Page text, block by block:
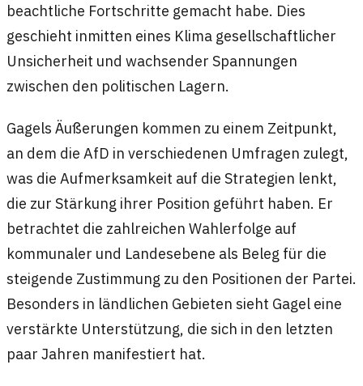
beachtliche Fortschritte gemacht habe. Dies
geschieht inmitten eines Klima gesellschaftlicher
Unsicherheit und wachsender Spannungen
zwischen den politischen Lagern.
Gagels Äußerungen kommen zu einem Zeitpunkt,
an dem die AfD in verschiedenen Umfragen zulegt,
was die Aufmerksamkeit auf die Strategien lenkt,
die zur Stärkung ihrer Position geführt haben. Er
betrachtet die zahlreichen Wahlerfolge auf
kommunaler und Landesebene als Beleg für die
steigende Zustimmung zu den Positionen der Partei.
Besonders in ländlichen Gebieten sieht Gagel eine
verstärkte Unterstützung, die sich in den letzten
paar Jahren manifestiert hat.